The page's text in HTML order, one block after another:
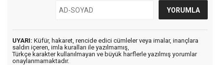
UYARI: Küfür, hakaret, rencide edici cümleler veya imalar, inançlara
saldırı içeren, imla kuralları ile yazılmamış,
Türkçe karakter kullanılmayan ve büyük harflerle yazılmış yorumlar
onaylanmamaktadır.